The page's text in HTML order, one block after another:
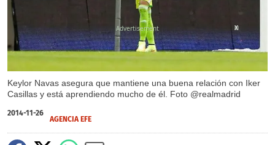
Keylor Navas asegura que mantiene una buena relación con Iker
Casillas y está aprendiendo mucho de él. Foto @realmadrid
X
2014-11-26
AGENCIA EFE